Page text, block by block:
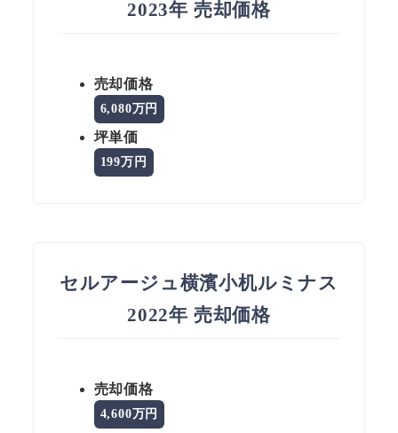
2023年 売却価格
売却価格
6,080万円
坪単価
199万円
セルアージュ横濱小机ルミナス
2022年 売却価格
売却価格
4,600万円